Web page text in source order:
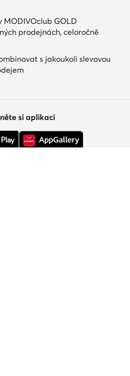
MODIVOclub GOLD
prodejnách, celoročně
s jakoukoli slevovou
si aplikaci